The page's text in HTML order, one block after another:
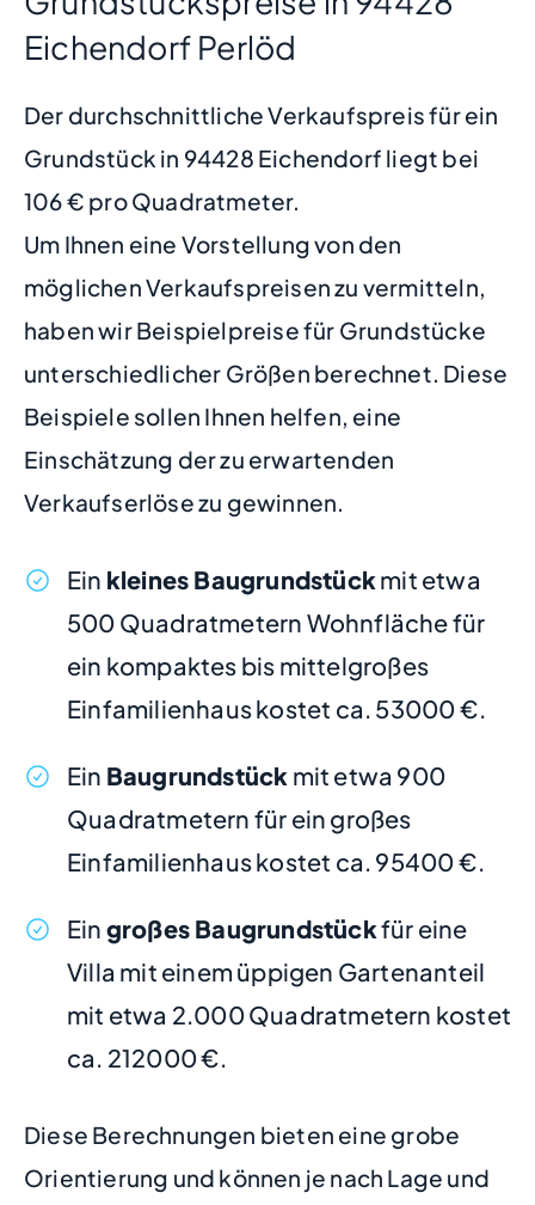
Eichendorf Perlöd
Der durchschnittliche Verkaufspreis für ein
Grundstück in 94428 Eichendorf liegt bei
106 € pro Quadratmeter.
Um Ihnen eine Vorstellung von den
möglichen Verkaufspreisen zu vermitteln,
haben wir Beispielpreise für Grundstücke
unterschiedlicher Größen berechnet. Diese
Beispiele sollen Ihnen helfen, eine
Einschätzung der zu erwartenden
Verkaufserlöse zu gewinnen.
Ein kleines Baugrundstückmit etwa
500 Quadratmetern Wohnfläche für
ein kompaktes bis mittelgroßes
Einfamilienhaus kostet ca. 53000 €.
Ein Baugrundstück mit etwa 900
Quadratmetern für ein großes
Einfamilienhaus kostet ca. 95400 €.
Ein großes Baugrundstückfür eine
Villa mit einem üppigen Gartenanteil
mit etwa 2.000 Quadratmetern kostet
ca. 212000 €.
Diese Berechnungen bieten eine grobe
Orientierung und können je nach Lage und